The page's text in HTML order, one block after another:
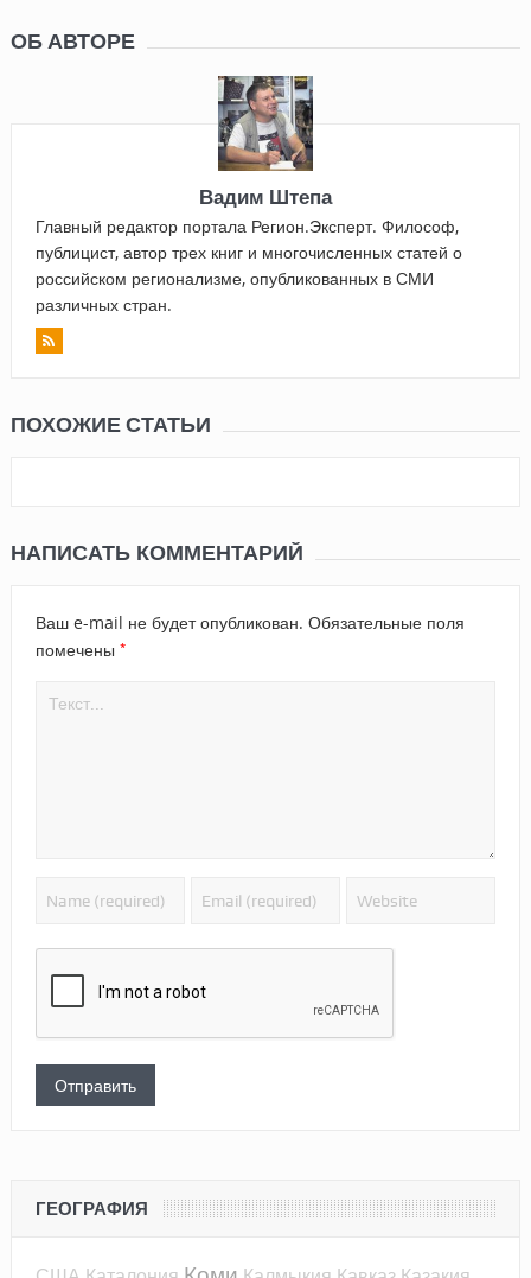
ОБ АВТОРЕ
Вадим Штепа
Главный редактор портала Регион.Эксперт. Философ,
публицист, автор трех книг и многочисленных статей о
российском регионализме, опубликованных в СМИ
различных стран.
ПОХОЖИЕ СТАТЬИ
НАПИСАТЬ КОММЕНТАРИЙ
Ваш e-mail не будет опубликован. Обязательные поля
помечены *
ГЕОГРАФИЯ